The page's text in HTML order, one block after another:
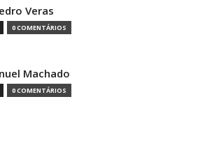
Veras
0 COMENTÁRIOS
Machado
0 COMENTÁRIOS